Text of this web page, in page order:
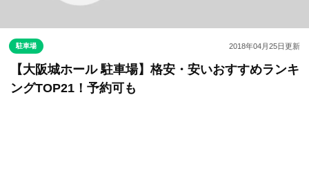
駐車場 2018年04月25日更新
【大阪城ホール 駐車場】格安・安いおすすめランキ
ングTOP21！予約可も